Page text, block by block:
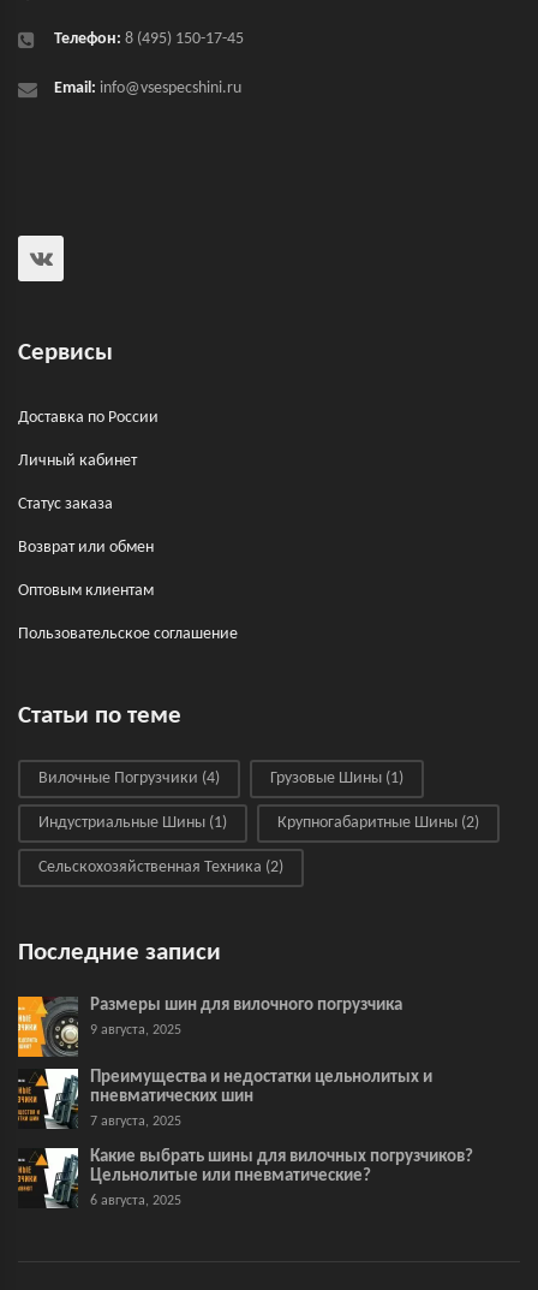
Телефон: 8 (495) 150-17-45
Email: info@vsespecshini.ru
Сервисы
Доставка по России
Личный кабинет
Статус заказа
Возврат или обмен
Оптовым клиентам
Пользовательское соглашение
Статьи по теме
Вилочные Погрузчики (4) Грузовые Шины (1)
Индустриальные Шины (1) Крупногабаритные Шины (2)
Сельскохозяйственная Техника (2)
Последние записи
Размеры шин для вилочного погрузчика
9 августа, 2025
Преимущества и недостатки цельнолитых и
пневматических шин
7 августа, 2025
Какие выбрать шины для вилочных погрузчиков?
Цельнолитые или пневматические?
6 августа, 2025